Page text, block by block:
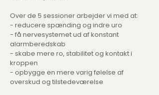
Over de 5 sessioner arbejder vi med at:
- reducere spænding og indre uro
- få nervesystemet ud af konstant
alarmberedskab
- skabe mere ro, stabilitet og kontakt i
kroppen
- opbygge en mere varig følelse af
overskud og tilstedeværelse